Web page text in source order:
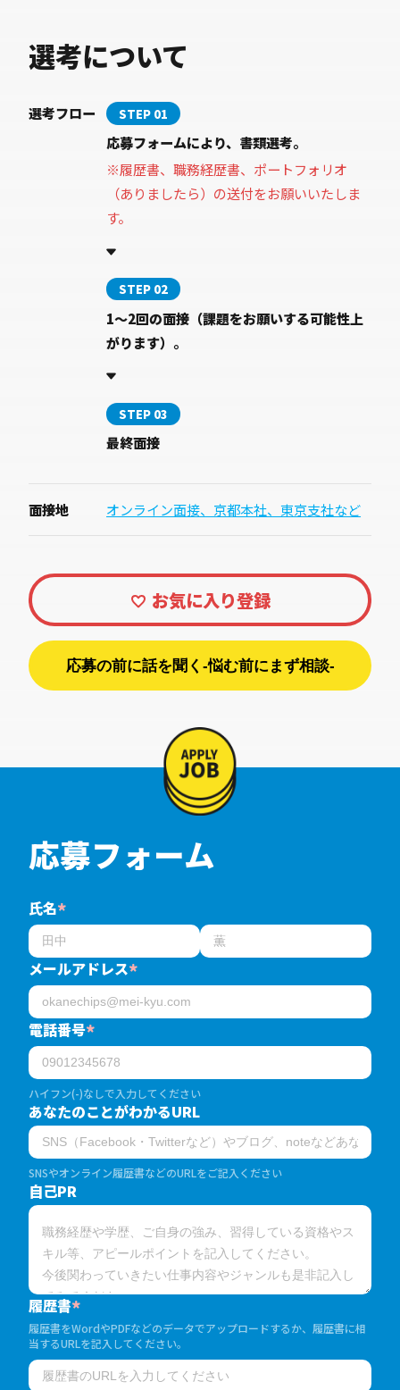
選考について
選考フロー STEP 01
応募フォームにより、書類選考。
※履歴書、職務経歴書、ポートフォリオ
（ありましたら）の送付をお願いいたしま
す。
STEP 02
1〜2回の面接（課題をお願いする可能性上
がります）。
STEP 03
最終面接
面接地 オンライン面接、京都本社、東京支社など
応募の前に話を聞く-悩む前にまず相談-
応募フォーム
氏名*
メールアドレス*
電話番号*
ハイフン(-)なしで入力してください
あなたのことがわかるURL
SNSやオンライン履歴書などのURLをご記入ください
自己PR
履歴書*
履歴書をWordやPDFなどのデータでアップロードするか、履歴書に相
当するURLを記入してください。